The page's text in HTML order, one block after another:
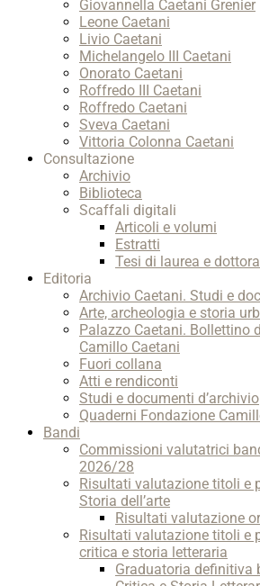
Giovannella Caetani Grenier
Leone Caetani
Livio Caetani
Michelangelo III Caetani
Onorato Caetani
Roffredo III Caetani
Roffredo Caetani
Sveva Caetani
Vittoria Colonna Caetani
Consultazione
Archivio
Biblioteca
Scaffali digitali
Articoli e volumi
Estratti
Tesi di laurea e
Editoria
Archivio Caetani. Studi e
Arte, archeologia e storia
Palazzo Caetani. Bollettino
Camillo Caetani
Fuori collana
Atti e rendiconti
Studi e documenti d’archivio
Quaderni Fondazione
Bandi
Commissioni valutatrici
2026/28
Risultati valutazione titoli e
Storia dell’arte
Risultati valutazione
Risultati valutazione titoli e
critica e storia letteraria
Graduatoria definitiva